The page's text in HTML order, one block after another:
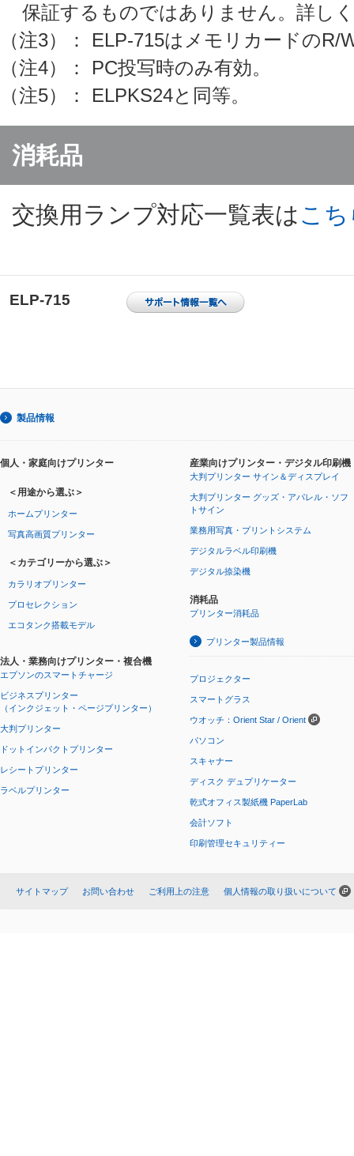
保証するものではありません。詳し
（注3）： ELP-715はメモリカードの
（注4）： PC投写時のみ有効。
（注5）： ELPKS24と同等。
消耗品
交換用ランプ対応一覧表は こ
ELP-715
製品情報
個人・家庭向けプリンター
＜用途から選ぶ＞
ホームプリンター
写真高画質プリンター
＜カテゴリーから選ぶ＞
カラリオプリンター
プロセレクション
エコタンク搭載モデル
法人・業務向けプリンター・複合機
エプソンのスマートチャージ
ビジネスプリンター
（インクジェット・ページプリンター）
大判プリンター
ドットインパクトプリンター
レシートプリンター
ラベルプリンター
産業向けプリンター・デジタル印刷機
大判プリンター サイン＆ディスプレイ
大判プリンター グッズ・アパレル・ソフ
トサイン
業務用写真・プリントシステム
デジタルラベル印刷機
デジタル捺染機
消耗品
プリンター消耗品
プリンター製品情報
プロジェクター
スマートグラス
ウオッチ：Orient Star / Orient
パソコン
スキャナー
ディスク デュプリケーター
乾式オフィス製紙機 PaperLab
会計ソフト
印刷管理セキュリティー
サイトマップ お問い合わせ ご利用上の注意 個人情報の取り扱いについて